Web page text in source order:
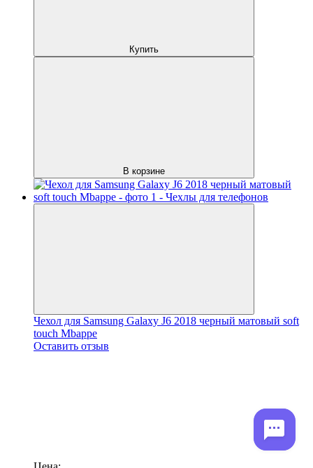
Купить
В корзине
Чехол для Samsung Galaxy J6 2018 черный матовый soft
touch Mbappe
Оставить отзыв